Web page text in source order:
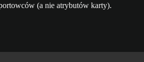
(a nie atrybutów karty).